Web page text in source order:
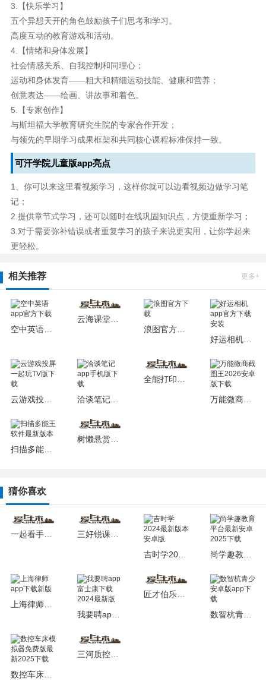
3.【快乐学习】
五个异想天开的角色鼓励孩子们思考和学习。
高度互动的教育游戏和活动。
4.【情绪和身体发展】
社会情感关系、自我控制和同理心；
运动和身体发育——粗大和精细运动技能、健康和营养；
创意表达——绘画、讲故事和着色。
5.【专家创作】
与斯坦福大学教育研究生院的专家合作开发；
与领先的早期学习成果框架和共同核心课程标准保持一致。
可汗学院儿童版app亮点
1、你可以来这里看视频学习，这样你就可以边看视频边做学习笔
记；
2.提供章节式学习，还可以随时在线巩固知识点，方便重新学习；
3.对于需要弥补错误或者重复学习的孩子来说更实用，让你学起来
更轻松。
相关推荐 更多+
空中英语app官方下载
云海课堂手机客户端下载
浪图官方下载
好运相机app官方下载安装
云游戏投屏一起玩TV版下载 洽谈笔记app手机版下载
全能打印神器软件2026安卓版
万能微商截图王2026安卓版下载
扫描多能王软件最新版本
树懒悬赏最新版2026安卓下载
猜你喜欢
一起看手机版 三好锐课软件2025安卓版下载
吉时学2024最新版本安卓版
上海律师app下载新版
我要聘app富士康下载2024最新版
匠才伯乐安卓app
数智杭青少安卓版app下载
数控车床模拟器免费版最新2025下载
三河质控下载最新版本